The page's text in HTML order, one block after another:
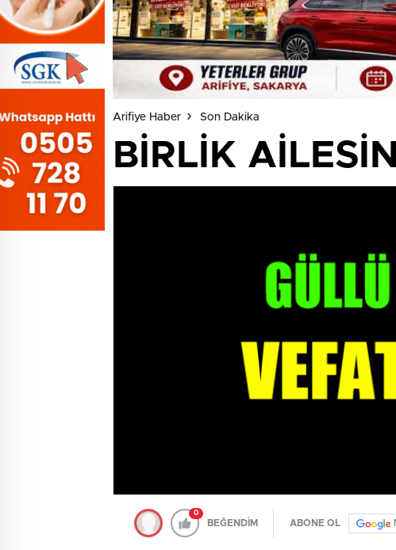
Arifiye Haber Son Dakika
BİRLİK
0
BEĞENDİM ABONE OL